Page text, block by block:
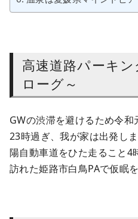
高速道路パーキ
ローグ～
GWの渋滞を避けるため令
23時過ぎ、我が家は出発し
陽自動車道をひた走ること4
訪れた姫路市白鳥PAで仮眠